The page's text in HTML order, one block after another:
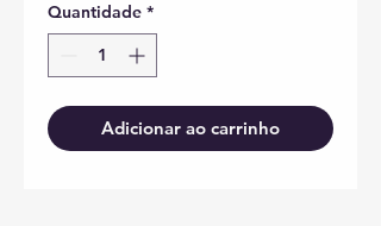
Quantidade *
Adicionar ao carrinho